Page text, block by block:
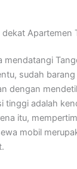
Apartemen
mendatangi
sudah
dengan
tinggi adalah
itu,
mobil